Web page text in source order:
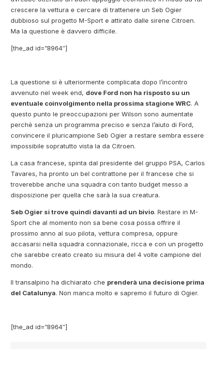
crescere la vettura e cercare di trattenere un Seb Ogier
dubbioso sul progetto M-Sport e attirato dalle sirene Citroen.
Ma la questione è davvero difficile.
[the_ad id=”8964″]
La questione si è ulteriormente complicata dopo l’incontro
avvenuto nel week end, dove Ford non ha risposto su un
eventuale coinvolgimento nella prossima stagione WRC. A
questo punto le preoccupazioni per Wilson sono aumentate
perchè senza un programma preciso e senza l’aiuto di Ford,
convincere il pluricampione Seb Ogier a restare sembra essere
impossibile sopratutto vista la da Citroen.
La casa francese, spinta dal presidente del gruppo PSA, Carlos
Tavares, ha pronto un bel contrattone per il francese che si
troverebbe anche una squadra con tanto budget messo a
disposizione per quella che sarà la sua creatura.
Seb Ogier si trove quindi davanti ad un bivio. Restare in M-
Sport che al momento non sa bene cosa possa offrire il
prossimo anno al suo pilota, vettura compresa, oppure
accasarsi nella squadra connazionale, ricca e con un progetto
che sarebbe creato creato su misura del 4 volte campione del
mondo.
Il transalpino ha dichiarato che prenderà una decisione prima
del Catalunya. Non manca molto e sapremo il futuro di Ogier.
[the_ad id=”8964″]